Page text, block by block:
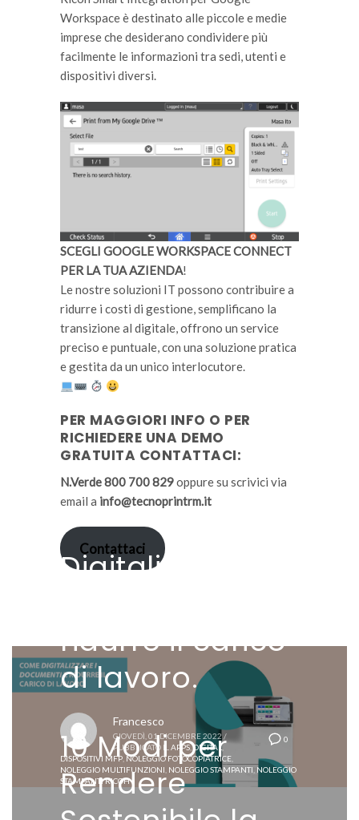
Workspace è destinato alle piccole e medie
imprese che desiderano condividere più
facilmente le informazioni tra sedi, utenti e
dispositivi diversi.
SCEGLI GOOGLE WORKSPACE CONNECT
PER LA TUA AZIENDA!
Le nostre soluzioni IT possono contribuire a
ridurre i costi di gestione, semplificano la
transizione al digitale, offrono un service
preciso e puntuale, con una soluzione pratica
e gestita da un unico interlocutore.
PER MAGGIORI INFO O PER
RICHIEDERE UNA DEMO
GRATUITA CONTATTACI:
N.Verde 800 700 829oppure su scrivici via
email a info@tecnoprintrm.it
Contattaci
Digitalizzare i
ridurre il carico
di lavoro.
0
Francesco
GIOVEDÌ, 01 DICEMBRE 2022/
PUBBLICATO IL
APPS,DIGITAL,
DISPOSITIVI MFP NOLEGGIO FOTOCOPIATRICE
NOLEGGIO MULTIFUNZIONI NOLEGGIO STAMPANTI NOLEGGIO
STAMPANTI RICOH
10 Modi per
Rendere